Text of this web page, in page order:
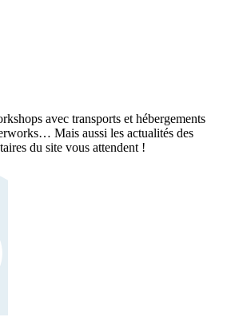
avec transports et hébergements
Mais aussi les actualités des
du site vous attendent !